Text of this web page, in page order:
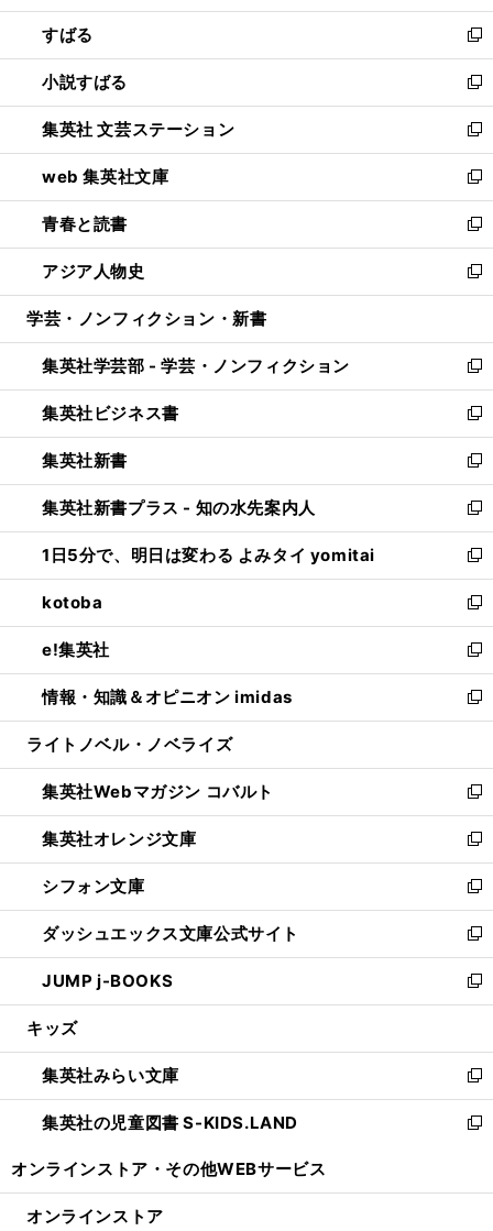
開
く
ウ
で
開
く
ン
ド
ウ
で
開
く
すばる
新
し
い
ウ
ィ
ン
ド
ウ
で
開
く
小説すばる
新
し
い
ウ
ィ
ン
ド
ウ
で
開
集英社 文芸ステーション
新
し
い
ウ
ィ
ン
ド
ウ
開
く
web 集英社文庫
新
し
い
ウ
ィ
ン
ウ
で
開
く
青春と読書
新
し
い
ウ
ン
ド
ウ
で
開
く
アジア人物史
新
し
ウ
ィ
ン
ド
ウ
で
開
く
学芸・ノンフィクション・新書
集英社学芸部 - 学芸・ノンフィクション
新
し
い
ウ
ィ
ン
ド
ウ
で
開
く
集英社ビジネス書
新
し
い
ウ
ィ
ン
ド
ウ
で
開
く
集英社新書
新
し
い
ウ
ィ
ン
ド
ウ
で
開
く
集英社新書プラス - 知の水先案内人
新
し
い
ウ
ィ
ン
ド
ウ
で
開
1日5分で、明日は変わる よみタイ yomitai
新
し
い
ウ
ィ
ン
ド
ウ
開
く
kotoba
新
し
い
ウ
ィ
ン
ウ
で
開
く
e!集英社
新
し
い
ウ
ン
ド
ウ
で
開
く
情報・知識＆オピニオン imidas
新
し
ウ
ィ
ン
ド
ウ
で
開
く
ライトノベル・ノベライズ
集英社Webマガジン コバルト
新
し
い
ウ
ィ
ン
ド
ウ
で
開
集英社オレンジ文庫
新
し
い
ウ
ィ
ン
ド
ウ
開
く
シフォン文庫
新
し
い
ウ
ィ
ン
ウ
で
開
く
ダッシュエックス文庫公式サイト
新
し
い
ウ
ン
ド
ウ
で
JUMP j-BOOKS
新
し
ウ
ィ
ン
ド
開
キッズ
集英社みらい文庫
新
し
い
ン
集英社の児童図書 S-KIDS.LAND
新
ウ
オンラインストア・ その他WEBサービス
オンラインストア